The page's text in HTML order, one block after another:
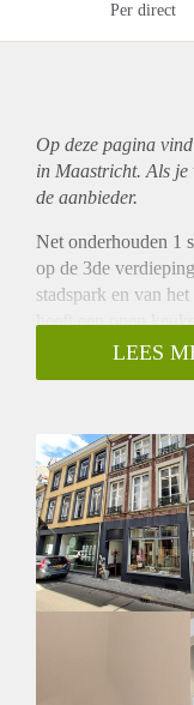
Per direct
Op deze pagina
in Maastricht. Als je
de aanbieder.
Net onderhouden 1
op de 3de
stadspark en van
heeft een open
pits fornuis, oven,
slaapkamer is ruim
hoort tevens een
voorzien van een
Bijzonderheden:
- Niet beschikbaar
- Voorzien van airco.
- Zowel de voor als
- Niet geschikt voor
- De huurprijs incl.
bedraagt € 1170,-
LEES